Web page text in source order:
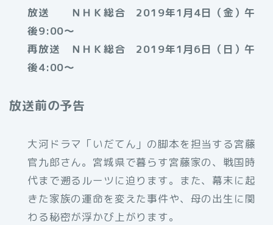
放送 ＮＨＫ総合 2019年1月4日（金）午
後9:00～
再放送 ＮＨＫ総合 2019年1月6日（日）午
後4:00～
放送前の予告
大河ドラマ「いだてん」の脚本を担当する宮藤
官九郎さん。宮城県で暮らす宮藤家の、戦国時
代まで遡るルーツに迫ります。また、幕末に起
きた家族の運命を変えた事件や、母の出生に関
わる秘密が浮かび上がります。